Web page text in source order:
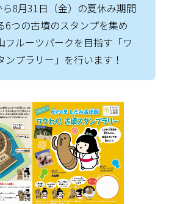
8月31日（金）の夏休み期間
6つの古墳のスタンプを集め
フルーツパークを目指す「ワ
ンプラリー」を行います！